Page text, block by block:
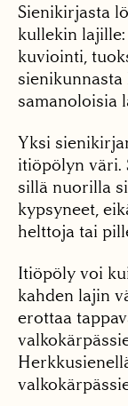
Sienikirjasta
kullekin
kuviointi,
samanoloisia
Yksi
itiöpölyn väri.
sillä nuorilla
kypsyneet,
helttoja tai
Itiöpöly voi
kahden lajin
erottaa